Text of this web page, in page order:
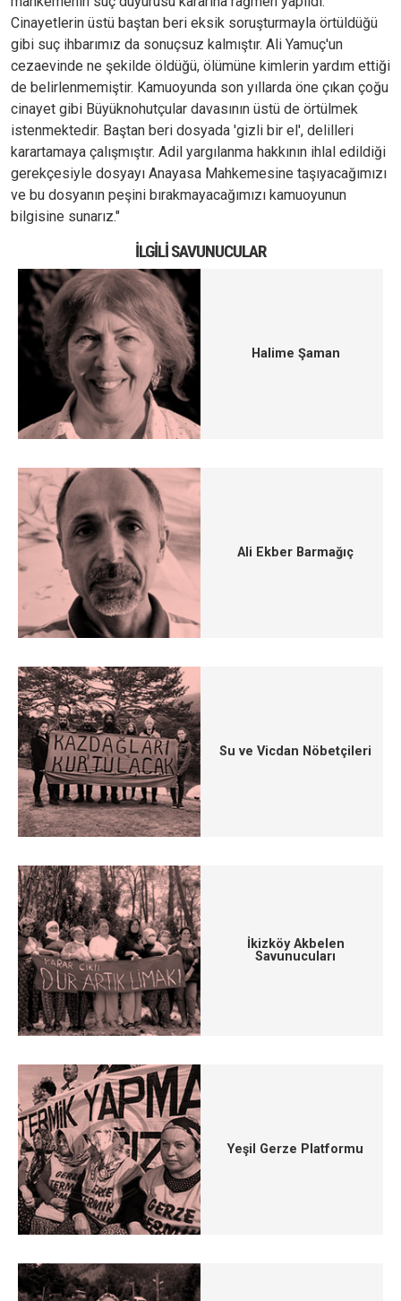
Cinayetlerin üstü baştan beri eksik soruşturmayla örtüldüğü
gibi suç ihbarımız da sonuçsuz kalmıştır. Ali Yamuç'un
cezaevinde ne şekilde öldüğü, ölümüne kimlerin yardım ettiği
de belirlenmemiştir. Kamuoyunda son yıllarda öne çıkan çoğu
cinayet gibi Büyüknohutçular davasının üstü de örtülmek
istenmektedir. Baştan beri dosyada 'gizli bir el', delilleri
karartamaya çalışmıştır. Adil yargılanma hakkının ihlal edildiği
gerekçesiyle dosyayı Anayasa Mahkemesine taşıyacağımızı
ve bu dosyanın peşini bırakmayacağımızı kamuoyunun
bilgisine sunarız."
İLGILI SAVUNUCULAR
Halime Şaman
Ali Ekber Barmağıç
Su ve Vicdan Nöbetçileri
İkizköy Akbelen
Savunucuları
Yeşil Gerze Platformu